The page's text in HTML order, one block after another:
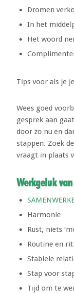
Dromen
In het
Het woord
Tips voor als je
Wees goed
gesprek aan
door zo nu en
stappen. Zoek
vraagt in plaats
Werkgeluk
Harmonie
Rust, niets
Routine en
Stabiele
Stap voor
Tijd om te